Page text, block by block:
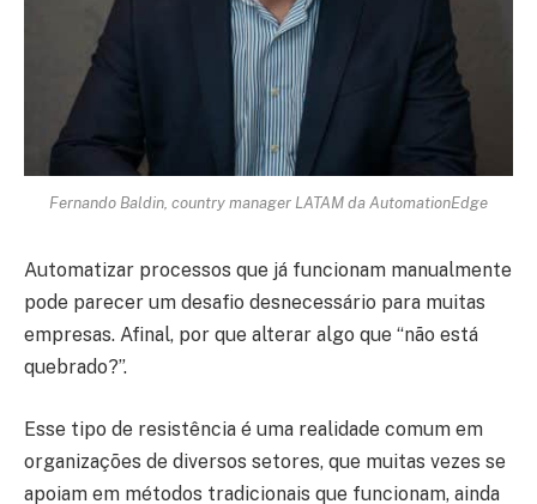
Fernando Baldin, country manager LATAM da AutomationEdge
Automatizar processos que já funcionam manualmente
pode parecer um desafio desnecessário para muitas
empresas. Afinal, por que alterar algo que “não está
quebrado?”.
Esse tipo de resistência é uma realidade comum em
organizações de diversos setores, que muitas vezes se
apoiam em métodos tradicionais que funcionam, ainda